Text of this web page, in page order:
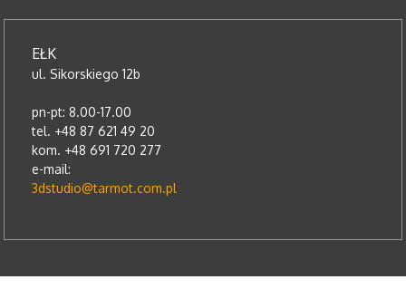
EŁK
ul. Sikorskiego 12b
pn-pt: 8.00-17.00
tel. +48 87 621 49 20
kom. +48 691 720 277
e-mail:
3dstudio@tarmot.com.pl